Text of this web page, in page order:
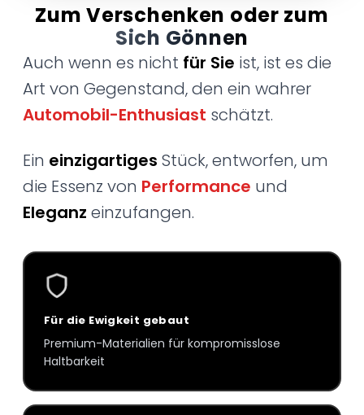
Zum Verschenken oder zum
Sich Gönnen
Auch wenn es nicht für Sie ist, ist es die
Art von Gegenstand, den ein wahrer
Automobil-Enthusiast schätzt.
Ein einzigartiges Stück, entworfen, um
die Essenz von Performance und
Eleganz einzufangen.
Für die Ewigkeit gebaut
Premium-Materialien für kompromisslose
Haltbarkeit